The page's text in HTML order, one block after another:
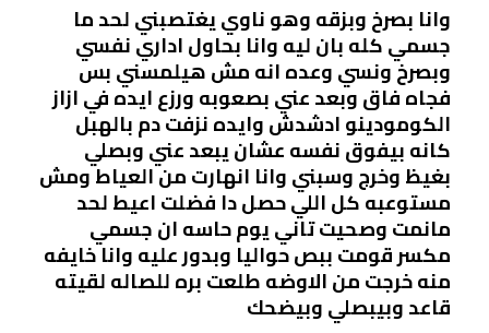
وانا بصرخ وبزقه وهو ناوي يغتصبني لحد ما
جسمي كله بان ليه وانا بحاول اداري نفسي
وبصرخ ونسي وعده انه مش هيلمسني بس
فجاه فاق وبعد عني بصعوبه ورزع ايده في ازاز
الكومودينو ادشدش وايده نزفت دم بالهبل
كانه بيفوق نفسه عشان يبعد عني وبصلي
بغيظ وخرج وسبني وانا انهارت من العياط ومش
مستوعبه كل اللي حصل دا فضلت اعيط لحد
مانمت وصحيت تاني يوم حاسه ان جسمي
مكسر قومت ببص حواليا وبدور عليه وانا خايفه
منه خرجت من الاوضه طلعت بره للصاله لقيته
قاعد وبيبصلي وبيضحك